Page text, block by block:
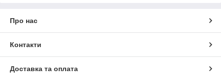
Про нас
Контакти
Доставка та оплата